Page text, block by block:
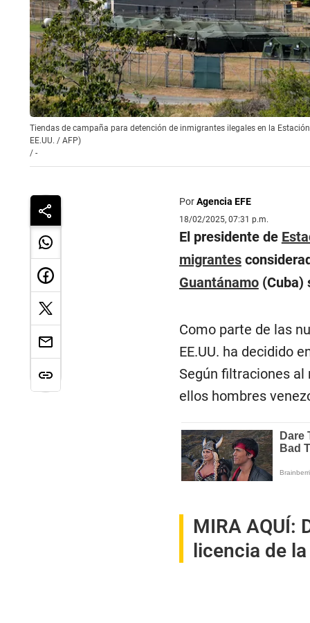
Tiendas de campaña para detención de inmigrantes ilegales en la
EE.UU. / AFP)
/ -
PorAgencia EFE
18/02/2025, 07:31 p.m.
El presidente de
migrantes
Guantánamo(Cuba)
Como parte de las
EE.UU. ha decidido
Según filtraciones al
ellos hombres
MIRA AQUÍ:
licencia de